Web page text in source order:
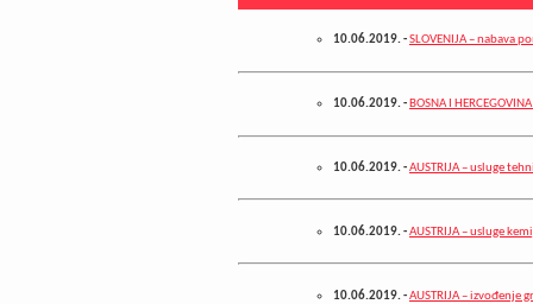
10.06.2019.-SLOVENIJA – nabava
10.06.2019.- BOSNA I
10.06.2019.-AUSTRIJA – usluge
10.06.2019.-AUSTRIJA – usluge
10.06.2019.-AUSTRIJA – izvođenje